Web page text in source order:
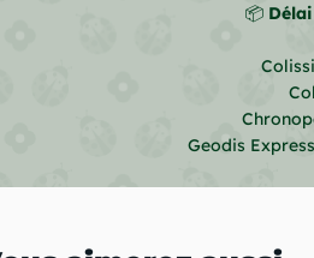
📦
Geodis